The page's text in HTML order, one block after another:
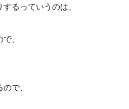
るっていうのは、
、
で、